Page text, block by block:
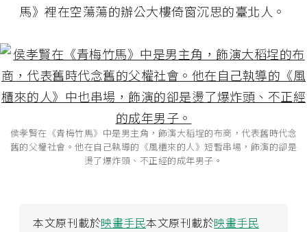
馬》裡在空蕩蕩的辦公大樓倚窗沉思的臺北人。
侯孝賢在《青梅竹馬》中是男主角，飾演大稻埕的布商，代表舊時代念
舊的父權社會。他在自己執導的《風櫃來的人》短暫串場，飾演的卻是
燙了爆炸頭、不正經的成年男子。
本文原刊載於映畫手民本文原刊載於映畫手民